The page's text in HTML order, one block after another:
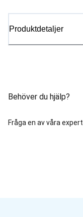
Produktdetaljer
Behöver du hjälp?
Fråga en av våra